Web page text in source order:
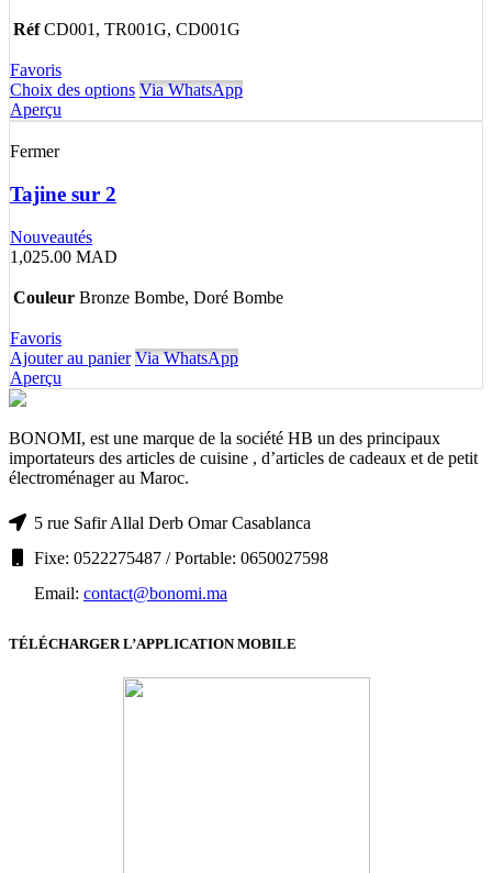
Réf CD001, TR001G, CD001G
Favoris
Choix des options Via WhatsApp
Aperçu
Fermer
Tajine sur 2
Nouveautés
1,025.00 MAD
Couleur Bronze Bombe, Doré Bombe
Favoris
Ajouter au panier Via WhatsApp
Aperçu
BONOMI, est une marque de la société HB un des principaux
importateurs des articles de cuisine , d’articles de cadeaux et de petit
électroménager au Maroc.
5 rue Safir Allal Derb Omar Casablanca
Fixe: 0522275487 / Portable: 0650027598
Email: contact@bonomi.ma
TÉLÉCHARGER L’APPLICATION MOBILE